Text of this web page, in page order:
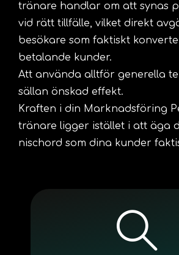
tränare handlar om att synas
vid rätt tillfälle, vilket direkt
besökare som faktiskt
betalande kunder.
Att använda alltför generella
sällan önskad effekt.
Kraften i din Marknadsföring
tränare ligger istället i att äga
nischord som dina kunder